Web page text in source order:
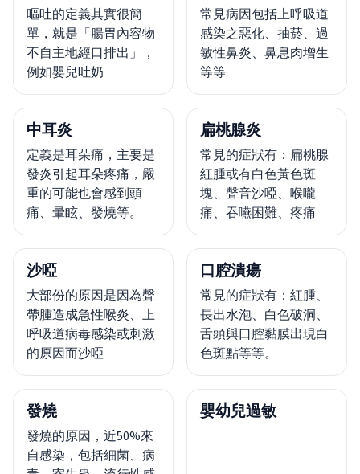
嘔吐的定義其實很簡
單，就是「腸胃內容物
不自主地經口排出」，
例如嬰兒吐奶
常見病因包括上呼吸道
感染之惡化、抽菸、過
敏性鼻炎、鼻息肉增生
等等
中耳炎
定義是耳朵痛，主要是
發炎引起耳朵疼痛，嚴
重的可能也會感到頭
痛、暈眩、發燒等。
扁桃腺炎
常見的症狀有：扁桃腺
紅腫或有白色黃色斑
塊、聲音沙啞、喉嚨
痛、吞嚥困難、疼痛
沙啞
大部份的原因是因為聲
帶腫造成急性喉炎、上
呼吸道病毒感染或刺激
的原因而沙啞
口腔潰瘍
常見的症狀有：紅腫、
長出水泡、白色破洞、
舌頭與口腔黏膜出現白
色斑點等等。
發燒
發燒的原因，近50%來
自感染，包括細菌、病
嬰幼兒過敏